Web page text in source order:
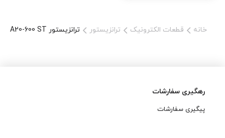
خانه قطعات الکترونیک ترانزیستور ترانزیستور BTA20-600 ST
رهگیری سفارشات
پیگیری سفارشات